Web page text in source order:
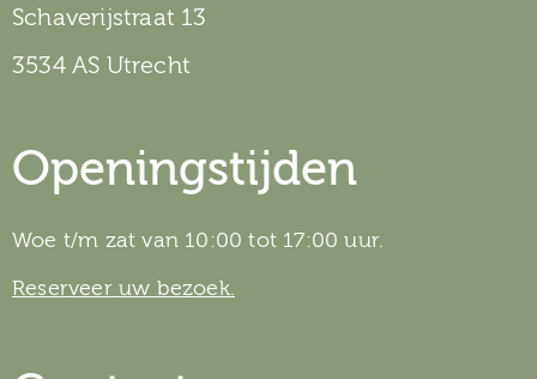
Schaverijstraat 13
3534 AS Utrecht
Openingstijden
Woe t/m zat van 10:00 tot 17:00 uur.
Reserveer uw bezoek.